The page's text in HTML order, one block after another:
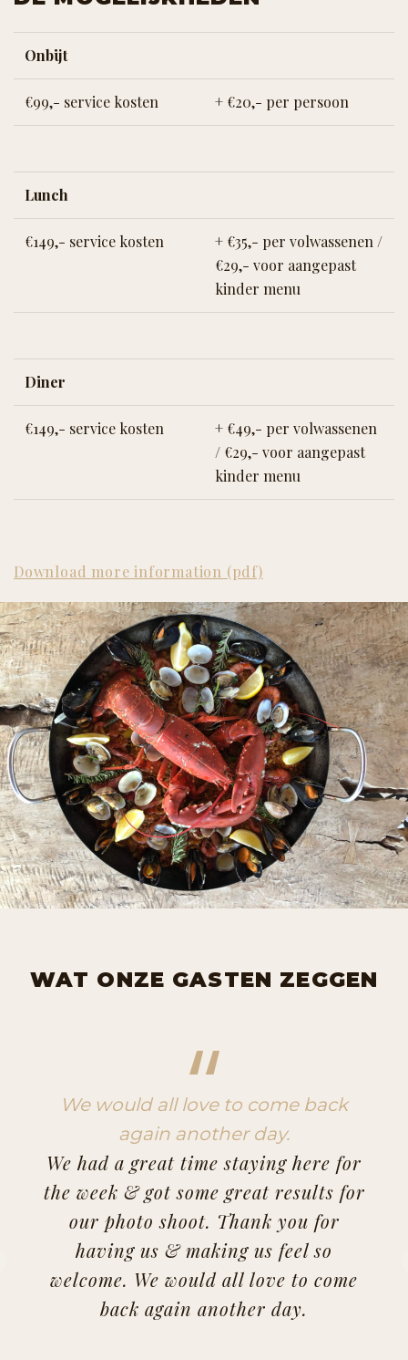
Onbijt
€99,- service kosten + €20,- per persoon
Lunch
€149,- service kosten
+ €35,- per volwassenen /
€29,- voor aangepast
kinder menu
Diner
€149,- service kosten
+ €49,- per volwassenen
/ €29,- voor aangepast
kinder menu
Download more information (pdf)
WAT ONZE GASTEN ZEGGEN
We would all love to come back
again another day.
We had a great time staying here for
the week & got some great results for
our photo shoot. Thank you for
having us & making us feel so
welcome. We would all love to come
back again another day.